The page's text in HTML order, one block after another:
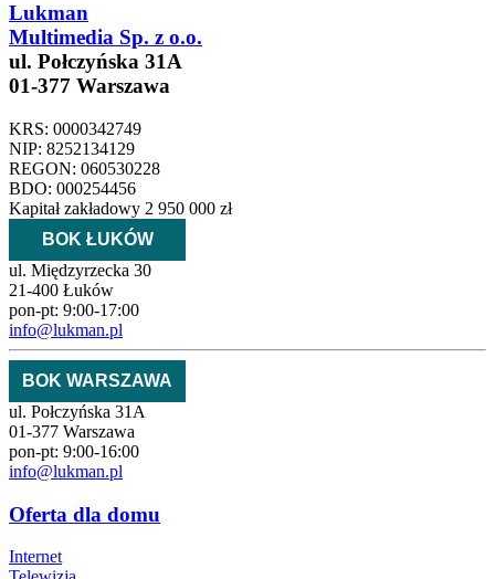
Lukman
Multimedia Sp. z o.o.
ul. Połczyńska 31A
01-377 Warszawa
KRS: 0000342749
NIP: 8252134129
REGON: 060530228
BDO: 000254456
Kapitał zakładowy 2 950 000 zł
BOK ŁUKÓW
ul. Międzyrzecka 30
21-400 Łuków
pon-pt: 9:00-17:00
info@lukman.pl
BOK WARSZAWA
ul. Połczyńska 31A
01-377 Warszawa
pon-pt: 9:00-16:00
info@lukman.pl
Oferta dla domu
Internet